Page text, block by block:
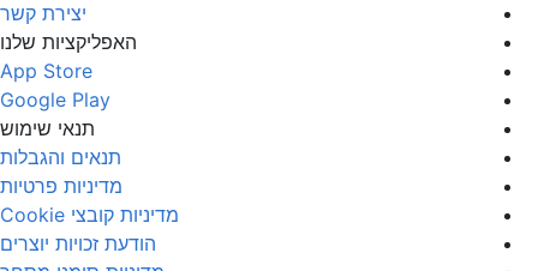
יצירת קשר
האפליקציות שלנו
App Store
Google Play
תנאי שימוש
תנאים והגבלות
מדיניות פרטיות
מדיניות קובצי Cookie
הודעת זכויות יוצרים